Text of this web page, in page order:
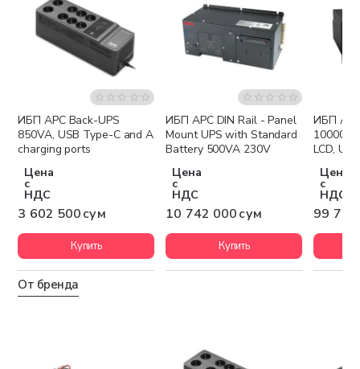
Бесплатная доставка
ИБП APC Back-UPS
850VA, USB Type-C and A
charging ports
Цена
с
НДС
3 602 500 сум
Купить
Бесплатная доставка
ИБП APC DIN Rail - Panel
Mount UPS with Standard
Battery 500VA 230V
Цена
с
НДС
10 742 000 сум
Купить
ИБП
LCD,
Цена
с
НДС
99 756
От бренда